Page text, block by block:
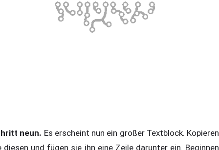
neun. Es erscheint nun ein großer Textblock. Kopieren
diesen und fügen sie ihn eine Zeile darunter ein. Beginnen